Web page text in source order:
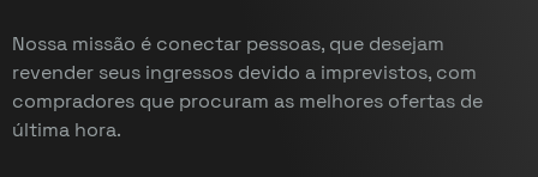
Nossa missão é conectar pessoas, que desejam
revender seus ingressos devido a imprevistos, com
compradores que procuram as melhores ofertas de
última hora.